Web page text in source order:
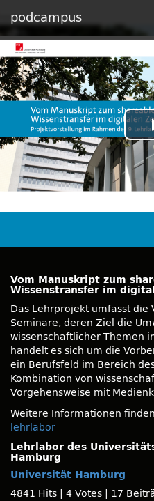
podcampus
Vom Manuskript zum
Wissenstransfer im
Das Lehrprojekt umfasst die
Seminare, deren Ziel die
wissenschaftlicher Themen
handelt es sich um die
ein Berufsfeld im Bereich
Kombination von
Vorgehensweise mit
Weitere Informationen
lehrlabor
Lehrlabor des
Hamburg
Universität Hamburg
4841 Hits
4 Votes
17